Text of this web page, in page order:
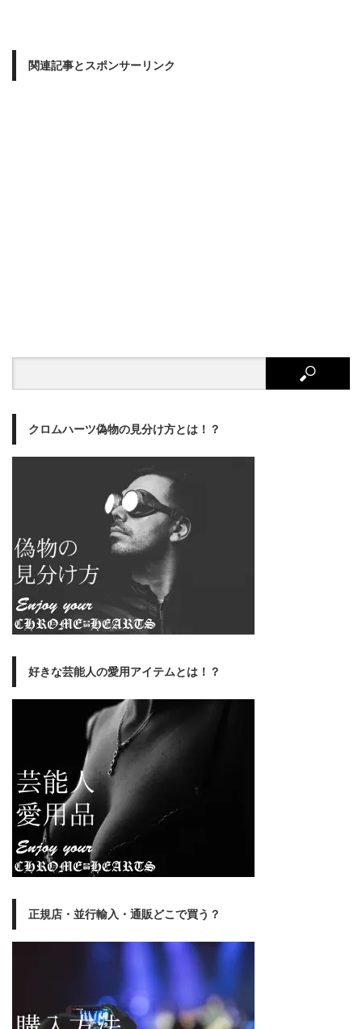
関連記事とスポンサーリンク
クロムハーツ偽物の見分け方とは！？
好きな芸能人の愛用アイテムとは！？
正規店・並行輸入・通販どこで買う？